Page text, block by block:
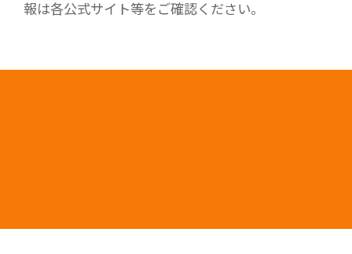
報は各公式サイト等をご確認ください。